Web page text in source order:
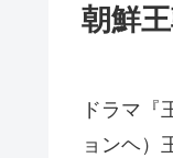
朝鮮
ドラマ
ョンヘ）